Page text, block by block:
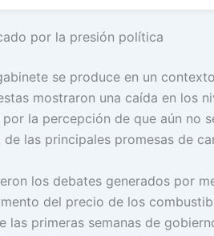
por la presión política
se produce en un
mostraron una caída en los
por la percepción de que aún no
de las principales promesas de
los debates generados por
del precio de los
las primeras semanas de